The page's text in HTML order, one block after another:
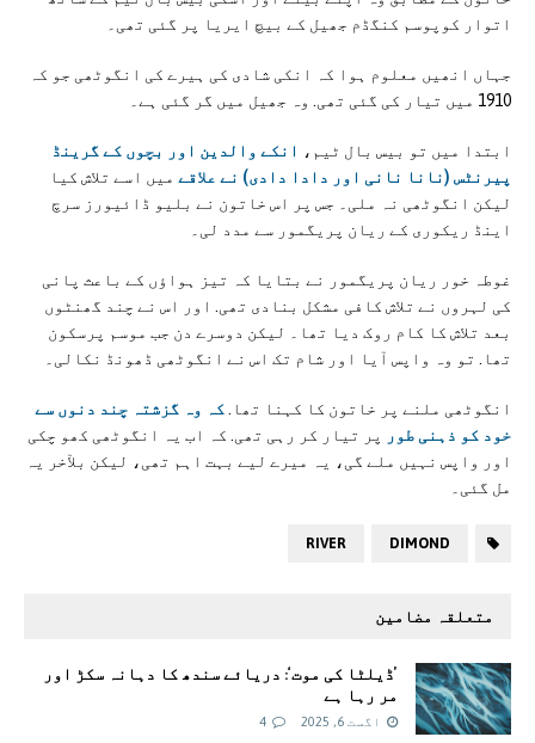
اتوار کوپوسم کنگڈم جھیل کے بیچ ایریا پر گئی تھی۔
جہاں انھیں معلوم ہوا کہ انکی شادی کی ہیرے کی انگوٹھی جو کہ
1910 میں تیار کی گئی تھی. وہ جھیل میں گر گئی ہے۔
ابتدا میں تو بیس بال ٹیم،
انکے والدین اور بچوں کے گرینڈ
پیرنٹس (نانا نانی اور دادا دادی) نے علاقے میں اسے تلاش کیا
لیکن انگوٹھی نہ ملی۔ جس پر اس خاتون نے بلیو ڈائیورز سرچ
اینڈ ریکوری کے ریان پریگمور سے مدد لی۔
غوطہ خور ریان پریگمور نے بتایا کہ تیز ہواؤں کے باعث پانی
کی لہروں نے تلاش کافی مشکل بنادی تھی. اور اس نے چند گھنٹوں
بعد تلاش کا کام روک دیا تھا۔ لیکن دوسرے دن جب موسم پرسکون
تھا. تو وہ واپس آیا اور شام تک اس نے انگوٹھی ڈھونڈ نکالی۔
انگوٹھی ملنے پر خاتون کا کہنا تھا. کہ وہ گزشتہ چند دنوں سے
خود کو ذہنی طور
پر تیار کر رہی تھی. کہ اب یہ انگوٹھی کھو چکی
اور واپس نہیں ملے گی، یہ میرے لیے بہت اہم تھی، لیکن بلآخر یہ
مل گئی۔
DIMOND
RIVER
متعلقہ مضامین
’ڈیلٹا کی موت‘: دریائے سندھ کا دہانہ سکڑ اور
مر رہا ہے
اگست 6, 2025 4